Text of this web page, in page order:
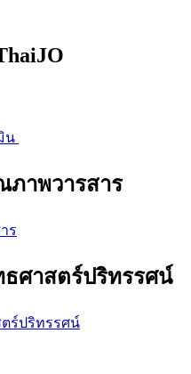
น
ภาพวารสาร
ร
ธศาสตร์ปริทรรศน์
ตร์ปริทรรศน์